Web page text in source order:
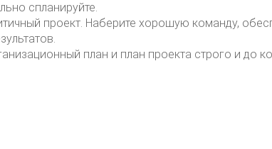
спланируйте.
проект. Наберите хорошую команду,
план и план проекта строго и до